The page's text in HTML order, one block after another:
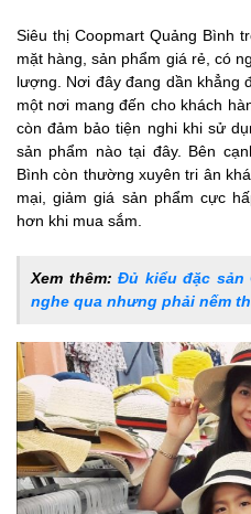
Siêu thị Coopmart Quảng Bình
mặt hàng, sản phẩm giá rẻ, có
lượng. Nơi đây đang dần khẳng
một nơi mang đến cho khách
còn đảm bảo tiện nghi khi sử
sản phẩm nào tại đây. Bên
Bình còn thường xuyên tri ân
mại, giảm giá sản phẩm cực
hơn khi mua sắm.
Xem thêm:Đủ kiểu đặc sản
nghe qua nhưng phải nếm